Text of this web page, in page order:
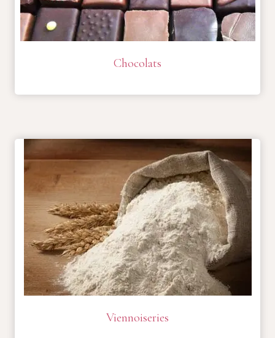
Chocolats
Viennoiseries